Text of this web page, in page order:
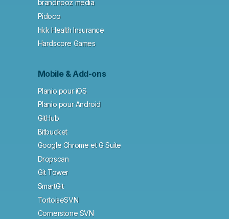
brandnooz media
Pidoco
hkk Health Insurance
Hardscore Games
Mobile & Add-ons
Planio pour iOS
Planio pour Android
GitHub
Bitbucket
Google Chrome et G Suite
Dropscan
Git Tower
SmartGit
TortoiseSVN
Cornerstone SVN